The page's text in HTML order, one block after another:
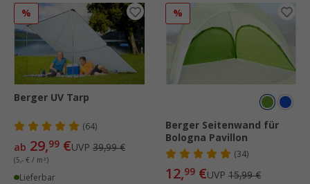
%
Berger UV Tarp
(64)
ab 29,99 €UVP 39,99 €
(5,- € / m²)
Lieferbar
%
Berger Seitenwand für
Bologna Pavillon
(34)
12,99 €UVP 15,99 €